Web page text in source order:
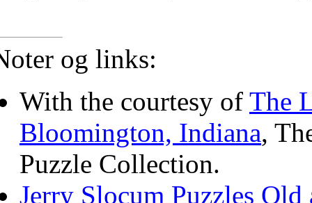
og links:
With the courtesy of The
Bloomington, Indiana,
Puzzle Collection.
Jerry Slocum Puzzles Old